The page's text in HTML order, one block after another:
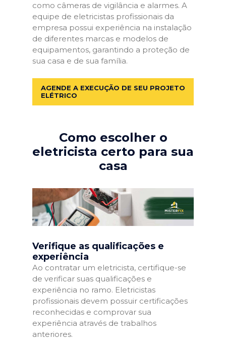
como câmeras de vigilância e alarmes. A
equipe de eletricistas profissionais da
empresa possui experiência na instalação
de diferentes marcas e modelos de
equipamentos, garantindo a proteção de
sua casa e de sua família.
AGENDE A EXECUÇÃO DE SEU PROJETO
ELÉTRICO
Como escolher o
eletricista certo para sua
casa
Verifique as qualificações e
experiência
Ao contratar um eletricista, certifique-se
de verificar suas qualificações e
experiência no ramo. Eletricistas
profissionais devem possuir certificações
reconhecidas e comprovar sua
experiência através de trabalhos
anteriores.